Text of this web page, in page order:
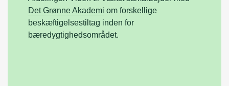
Det Grønne Akademi om forskellige
beskæftigelsestiltag inden for
bæredygtighedsområdet.